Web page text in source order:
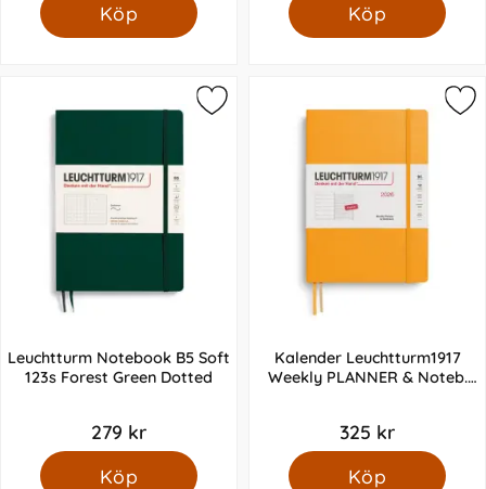
Köp
Köp
Leuchtturm Notebook B5 Soft
123s Forest Green Dotted
279 kr
Köp
Kalender Leuchtturm1917
Weekly PLANNER & Noteb.
325 kr
Köp